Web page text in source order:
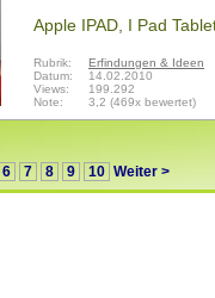
Apple IPAD, I Pad
Rubrik:
Erfindungen & Ideen
Datum:
14.02.2010
Views:
199.292
Note:
3,2 (469x bewertet)
6 7 8 9 10 Weiter >